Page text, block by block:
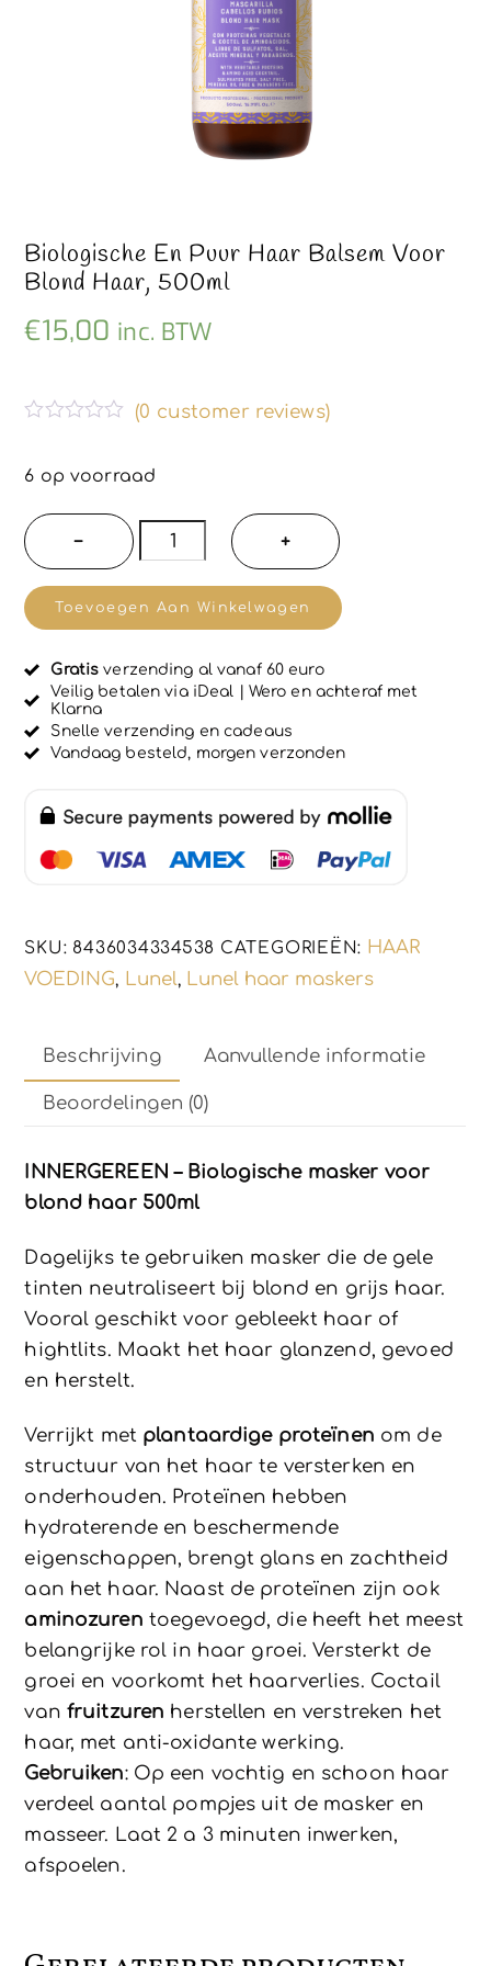
Biologische En Puur Haar Balsem Voor
Blond Haar, 500ml
€15,00 inc. BTW
w
r
d
e
r
d
0
i
t
5
(0 customer reviews)
6 op voorraad
−
Biologische
en
puur
voor
haar,
+
Toevoegen Aan Winkelwagen
Gratis verzending al vanaf 60 euro
Veilig betalen via iDeal | Wero en achteraf met
Klarna
Snelle verzending en cadeaus
Vandaag besteld, morgen verzonden
SKU: 8436034334538 CATEGORIEËN: HAAR
VOEDING, Lunel, Lunel haar maskers
Beschrijving Aanvullende informatie
Beoordelingen (0)
INNERGEREEN – Biologische masker voor
blond haar 500ml
Dagelijks te gebruiken masker die de gele
tinten neutraliseert bij blond en grijs haar.
Vooral geschikt voor gebleekt haar of
hightlits. Maakt het haar glanzend, gevoed
en herstelt.
Verrijkt met plantaardige proteïnen om de
structuur van het haar te versterken en
onderhouden. Proteïnen hebben
hydraterende en beschermende
eigenschappen, brengt glans en zachtheid
aan het haar. Naast de proteïnen zijn ook
aminozuren toegevoegd, die heeft het meest
belangrijke rol in haar groei. Versterkt de
groei en voorkomt het haarverlies. Coctail
van fruitzuren herstellen en verstreken het
haar, met anti-oxidante werking.
Gebruiken: Op een vochtig en schoon haar
verdeel aantal pompjes uit de masker en
masseer. Laat 2 a 3 minuten inwerken,
afspoelen.